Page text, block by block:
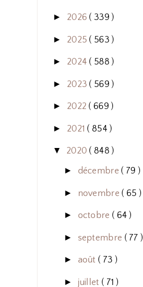
► 2026( 339 )
► 2025( 563 )
► 2024( 588 )
► 2023( 569 )
► 2022( 669 )
► 2021( 854 )
▼ 2020( 848 )
► décembre( 79 )
► novembre( 65 )
► octobre ( 64 )
► septembre ( 77 )
► août ( 73 )
► juillet ( 71 )